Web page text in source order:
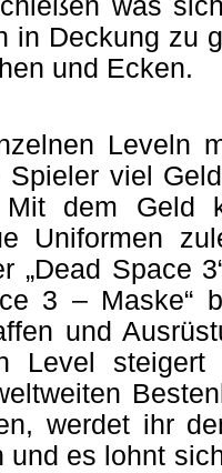
was
in Deckung zu
und Ecken.
Leveln
viel
dem Geld
Uniformen
„Dead Space
3 – Maske“
und
Level
werdet ihr
und es lohnt